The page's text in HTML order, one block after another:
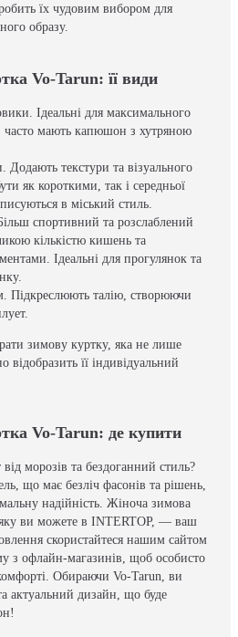
їх чудовим вибором для
образу.
Vo-Tarun: її види
Ідеальні для максимального
часто мають капюшон з хутряною
Додають текстури та візуального
як короткими, так і середньої
в міський стиль.
спортивний та розслаблений
кількістю кишень та
Ідеальні для прогулянок та
Підкреслюють талію, створюючи
зимову куртку, яка не лише
відобразить її індивідуальний
Vo-Tarun: де купити
морозів та бездоганний стиль?
що має безліч фасонів та рішень,
надійність. Жіноча зимова
ви можете в INTERTOP, — ваш
скористайтеся нашим сайтом
з офлайн-магазинів, щоб особисто
Обираючи Vo-Tarun, ви
актуальний дизайн, що буде